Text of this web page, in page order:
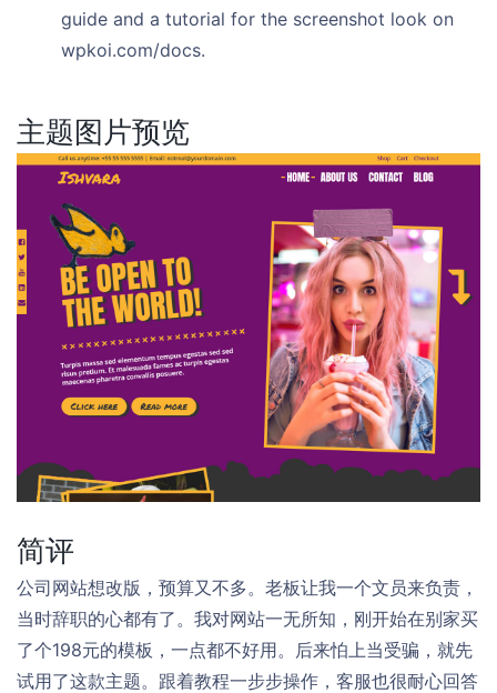
guide and a tutorial for the screenshot look on
wpkoi.com/docs.
主题图片预览
简评
公司网站想改版，预算又不多。老板让我一个文员来负责，
当时辞职的心都有了。我对网站一无所知，刚开始在别家买
了个198元的模板，一点都不好用。后来怕上当受骗，就先
试用了这款主题。跟着教程一步步操作，客服也很耐心回答